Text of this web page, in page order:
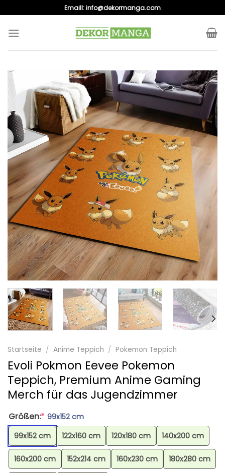
to
content
Emaill:info@dekormanga.com
Startseite / Anime Teppich / Pokemon Teppich
Evoli Pokmon Eevee Pokemon
Teppich, Premium Anime Gaming
Merch für das Jugendzimmer
Größen:* 99x152 cm
99x152 cm
122x160 cm 120x180 cm 140x200 cm
160x200 cm 152x214 cm 160x230 cm 180x280 cm